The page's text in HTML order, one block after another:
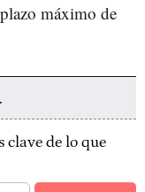
máximo de
clave de lo que